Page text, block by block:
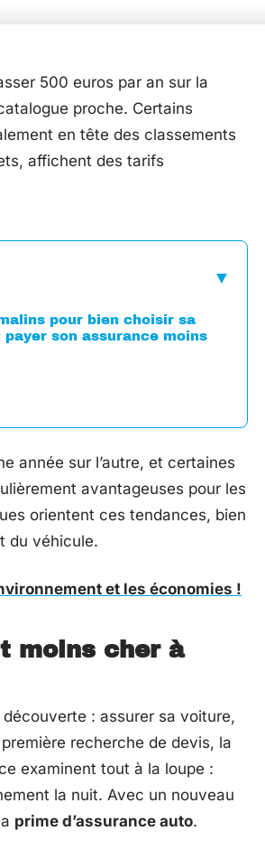
500 euros par an sur la
proche. Certains
en tête des classements
affichent des tarifs
pour bien choisir sa
son assurance moins
année sur l’autre, et certaines
avantageuses pour les
orientent ces tendances, bien
du véhicule.
et les économies !
moins cher à
: assurer sa voiture,
recherche de devis, la
examinent tout à la loupe :
la nuit. Avec un nouveau
prime d’assurance auto.